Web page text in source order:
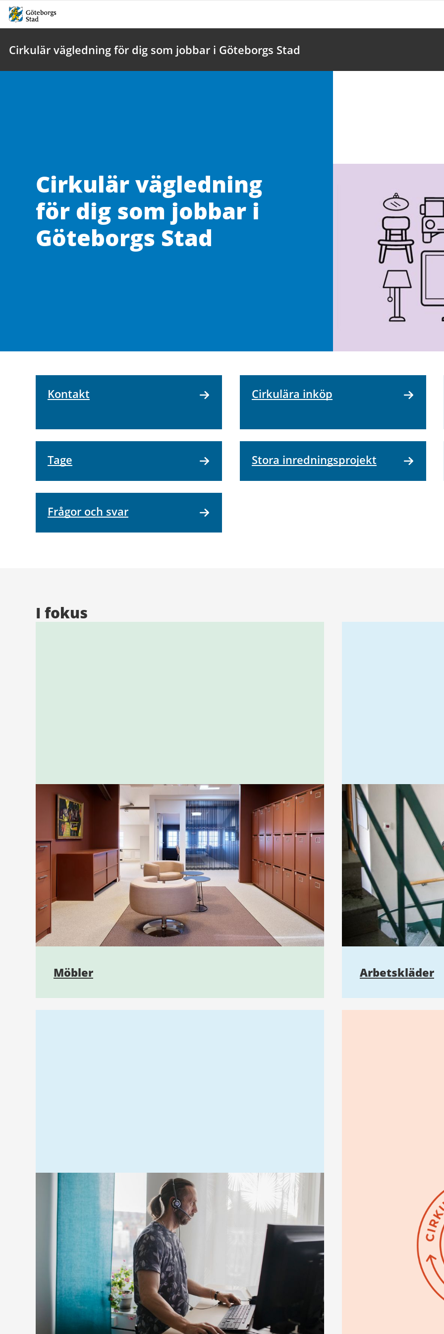
Cirkulär vägledning för dig som jobbar i Göteborgs Stad
Cirkulär vägledning
för dig som jobbar i
Göteborgs Stad
Kontakt Cirkulära inköp
Tage Stora inredningsprojekt
Frågor och svar
I fokus
Möbler Arbetskläder